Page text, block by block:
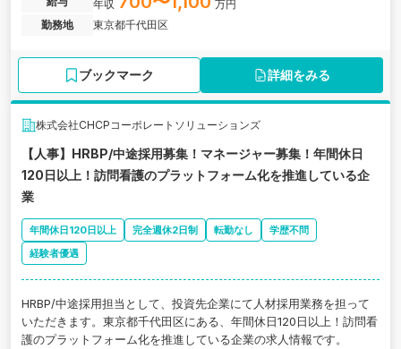
年収
万円
勤務地
東京都千代田区
ブックマーク 詳細をみる
株式会社CHCPコーポレートソリューションズ
【人事】HRBP/中途採用募集！マネージャー募集！年間休日
120日以上！訪問看護のプラットフォーム化を推進している企
業
年間休日120日以上 完全週休2日制 転勤なし
学歴不問
経験者優遇
HRBP/中途採用担当として、投資先企業にて人材採用業務を担って
いただきます。東京都千代田区にある、年間休日120日以上！訪問看
護のプラットフォーム化を推進している企業の求人情報です。